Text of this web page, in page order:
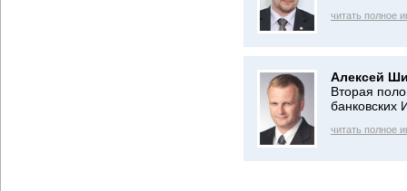
читать полное
Алексей
Вторая
банковских
читать полное